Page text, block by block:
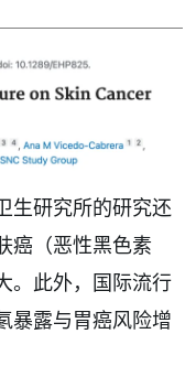
生研究所的研究还
癌（恶性黑色素
。此外，国际流行
暴露与胃癌风险增